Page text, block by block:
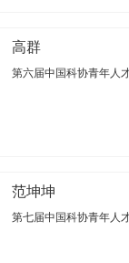
高群
第六届中国科协青年人
范坤坤
第七届中国科协青年人